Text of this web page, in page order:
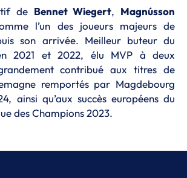
de Bennet Wiegert, Magnússon
l’un des joueurs majeurs de
son arrivée. Meilleur buteur du
2021 et 2022, élu MVP à deux
contribué aux titres de
remportés par Magdebourg
ainsi qu’aux succès européens du
des Champions 2023.